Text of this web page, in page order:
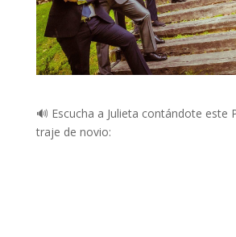
🔊 Escucha a Julieta contándote este
traje de novio: